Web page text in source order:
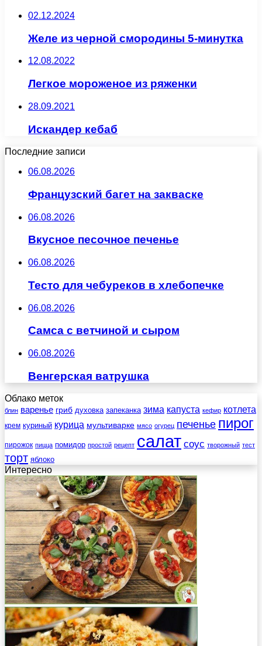
02.12.2024
Желе из черной смородины 5-минутка
12.08.2022
Легкое мороженое из ряженки
28.09.2021
Искандер кебаб
Последние записи
06.08.2026
Французский багет на закваске
06.08.2026
Вкусное песочное печенье
06.08.2026
Тесто для чебуреков в хлебопечке
06.08.2026
Самса с ветчиной и сыром
06.08.2026
Венгерская ватрушка
Облако меток
блин варенье гриб духовка запеканка зима капуста кефир котлета
крем куриный курица мультиварке мясо огурец печенье пирог
пирожок пицца помидор простой рецепт салат соус творожный тест
торт яблоко
Интересно